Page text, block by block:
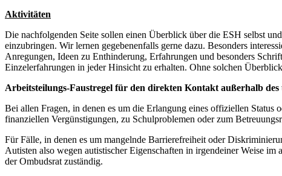
Aktivitäten
Die nachfolgenden Seite sollen einen Überblick über die ESH selbst
einzubringen. Wir lernen gegebenenfalls gerne dazu. Besonders
Anregungen, Ideen zu Enthinderung, Erfahrungen und besonders
Einzelerfahrungen in jeder Hinsicht zu erhalten. Ohne solchen
Arbeitsteilungs-Faustregel für den direkten Kontakt außerhalb
Bei allen Fragen, in denen es um die Erlangung eines offiziellen
finanziellen Vergünstigungen, zu Schulproblemen oder zum
Für Fälle, in denen es um mangelnde Barrierefreiheit oder
Autisten also wegen autistischer Eigenschaften in irgendeiner Weise
der Ombudsrat zuständig.